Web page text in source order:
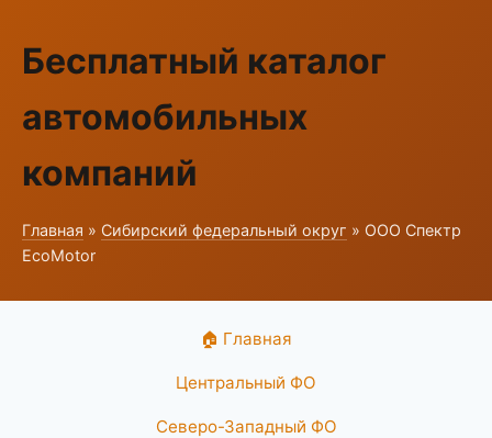
Бесплатный каталог
автомобильных
компаний
Главная » Сибирский федеральный округ » ООО Спектр
EcoMotor
🏠 Главная
Центральный ФО
Северо-Западный ФО